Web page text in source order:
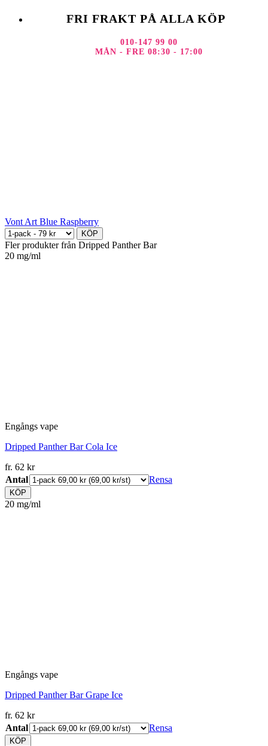
FRI FRAKT PÅ ALLA KÖP
010-147 99 00
MÅN - FRE 08:30 - 17:00
Vont Art Blue Raspberry
KÖP
Fler produkter från Dripped Panther Bar
20 mg/ml
Engångs vape
Dripped Panther Bar Cola Ice
fr. 62 kr
Antal
Rensa
KÖP
20 mg/ml
Engångs vape
Dripped Panther Bar Grape Ice
fr. 62 kr
Antal
Rensa
KÖP